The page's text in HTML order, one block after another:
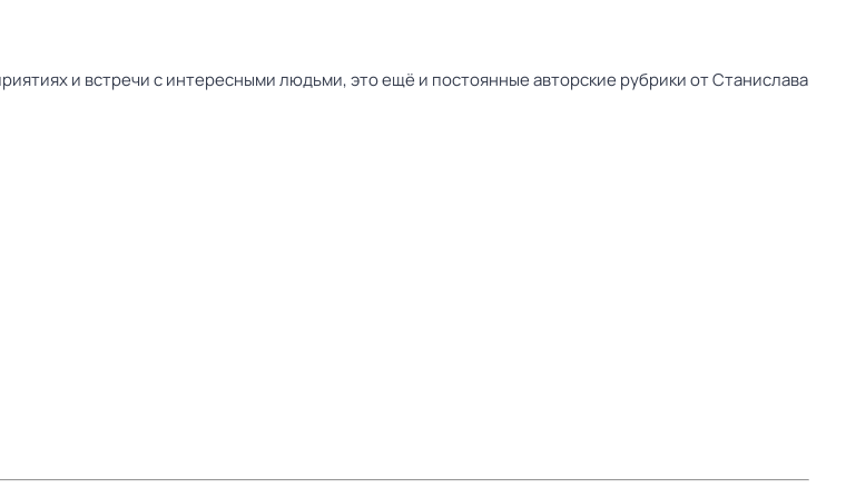
и встречи с интересными людьми, это ещё и постоянные авторские рубрики от Станислава